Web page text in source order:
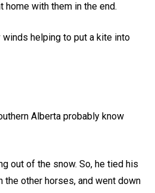
home with them in the end.
winds helping to put a kite into
Alberta probably know
out of the snow. So, he tied his
the other horses, and went down